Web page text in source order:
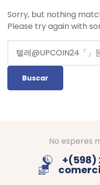
Sorry, but nothing
Please try again with
No esperes
+(598)